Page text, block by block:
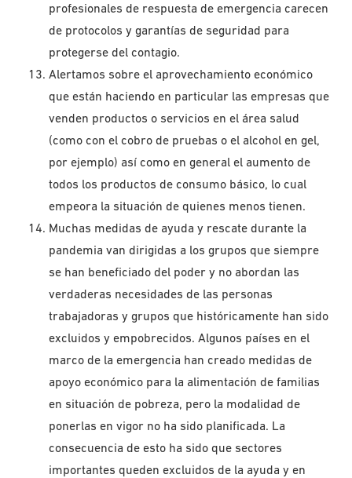
profesionales de respuesta de emergencia carecen
de protocolos y garantías de seguridad para
protegerse del contagio.
Alertamos sobre el aprovechamiento económico
que están haciendo en particular las empresas que
venden productos o servicios en el área salud
(como con el cobro de pruebas o el alcohol en gel,
por ejemplo) así como en general el aumento de
todos los productos de consumo básico, lo cual
empeora la situación de quienes menos tienen.
Muchas medidas de ayuda y rescate durante la
pandemia van dirigidas a los grupos que siempre
se han beneficiado del poder y no abordan las
verdaderas necesidades de las personas
trabajadoras y grupos que históricamente han sido
excluidos y empobrecidos. Algunos países en el
marco de la emergencia han creado medidas de
apoyo económico para la alimentación de familias
en situación de pobreza, pero la modalidad de
ponerlas en vigor no ha sido planificada. La
consecuencia de esto ha sido que sectores
importantes queden excluidos de la ayuda y en